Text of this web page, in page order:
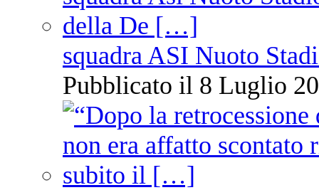
squadra ASI Nuoto
Pubblicato il 8 Luglio